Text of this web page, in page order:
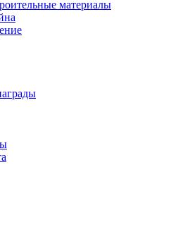
материалы